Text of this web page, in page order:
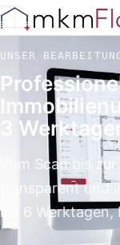
UNSER
3
Vom Scan bis
transparent
bis 6 Werktagen,